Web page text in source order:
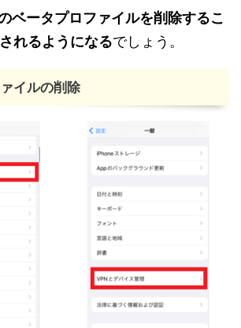
ベータプロファイルを削除するこ
れるようになるでしょう。
イルの削除